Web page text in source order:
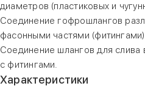
диаметров (пластиковых и
Соединение гофрошлангов
фасонными частями
Соединение шлангов для слива
с фитингами.
Характеристики